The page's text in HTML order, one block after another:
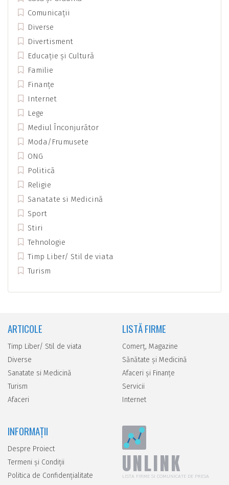
Comunicații
Diverse
Divertisment
Educație și Cultură
Familie
Finanțe
Internet
Lege
Mediul Înconjurător
Moda/Frumusete
ONG
Politică
Religie
Sanatate si Medicină
Sport
Stiri
Tehnologie
Timp Liber/ Stil de viata
Turism
ARTICOLE
Timp Liber/ Stil de viata
Diverse
Sanatate si Medicină
Turism
Afaceri
LISTĂ FIRME
Comerţ, Magazine
Sănătate şi Medicină
Afaceri şi Finanţe
Servicii
Internet
INFORMAȚII
Despre Proiect
Termeni și Condiții
Politica de Confidențialitate
UNLINK
LISTA FIRME SI COMUNICATE DE PRESA